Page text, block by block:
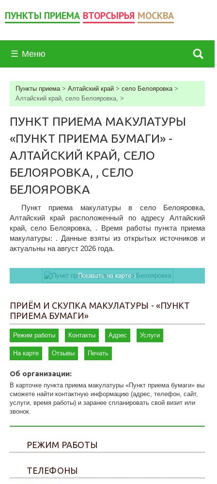
ПУНКТЫ ПРИЕМА ВТОРСЫРЬЯ МОСКВА
☰ Меню
Пункты приема> Алтайский край > село Белояровка>
Алтайский край, село Белояровка, >
ПУНКТ ПРИЕМА МАКУЛАТУРЫ
«ПУНКТ ПРИЕМА БУМАГИ» -
АЛТАЙСКИЙ КРАЙ, СЕЛО
БЕЛОЯРОВКА, , СЕЛО
БЕЛОЯРОВКА
Пункт приема макулатуры в село Белояровка,
Алтайский край расположенный по адресу Алтайский
край, село Белояровка, . Время работы пункта приема
макулатуры: . Данные взяты из открытых источников и
актуальны на август 2026 года.
Показать на карте ↓
ПРИЁМ И СКУПКА МАКУЛАТУРЫ - «ПУНКТ
ПРИЕМА БУМАГИ»
Режим работы Контакты Адрес Услуги
На карте Отзывы Печать
Об организации:
В карточке пункта приема макулатуры «Пункт приема бумаги» вы
сможете найти контактную информацию (адрес, телефон, сайт,
услуги, время работы) и заранее спланировать свой визит или
звонок.
РЕЖИМ РАБОТЫ
ТЕЛЕФОНЫ